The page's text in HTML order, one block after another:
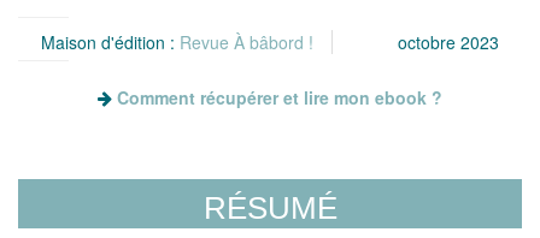
Maison d'édition : Revue À bâbord ! octobre 2023
Comment récupérer et lire mon ebook ?
RÉSUMÉ